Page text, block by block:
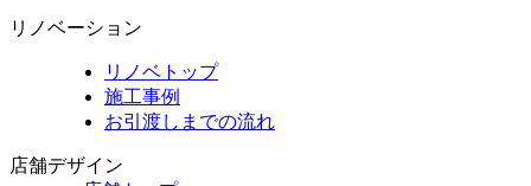
リノベーション
リノベトップ
施工事例
お引渡しまでの流れ
店舗デザイン